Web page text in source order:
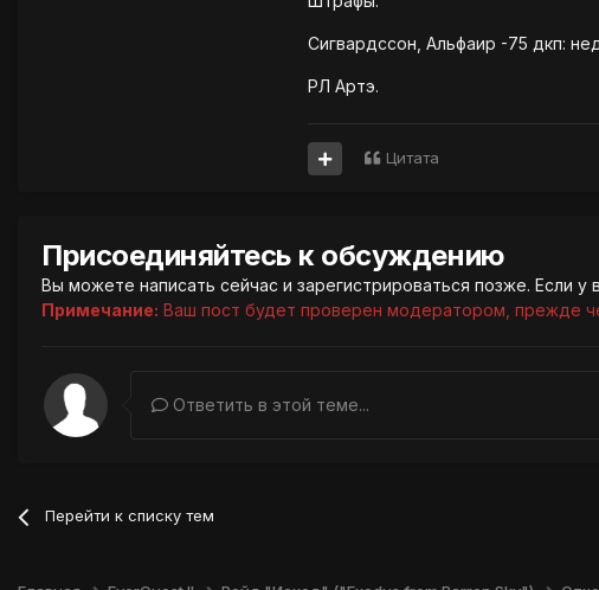
Сигвардссон, Альфаир -75 дкп:
РЛ Артэ.
Цитата
Присоединяйтесь к обсуждению
Вы можете написать сейчас и зарегистрироваться позже. Если у
Примечание: Ваш пост будет проверен модератором, прежде
Ответить в этой теме...
Перейти к списку тем